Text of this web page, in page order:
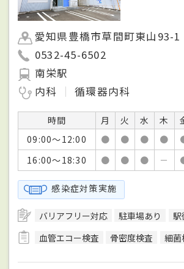
愛知県豊橋市草間町東山93-1
0532-45-6502
南栄駅
内科
循環器内科
時間 月 火 水 木
09:00～12:00
● ● ● ●
16:00～18:30
● ● ● －
感染症対策実施
バリアフリー対応 駐車場あり
血管エコー検査
骨密度検査 細菌